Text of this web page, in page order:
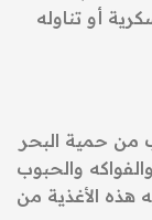
أو تناوله
من حمية البحر
والحبوب
هذه الأغذية من